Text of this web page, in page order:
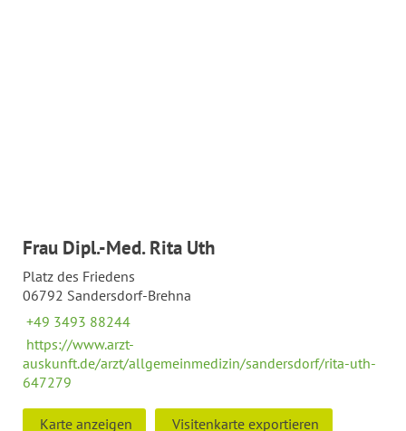
Frau Dipl.-Med. Rita Uth
Platz des Friedens
06792 Sandersdorf-Brehna
+49 3493 88244
https://www.arzt-
auskunft.de/arzt/allgemeinmedizin/sandersdorf/rita-uth-
647279
Karte anzeigen Visitenkarte exportieren